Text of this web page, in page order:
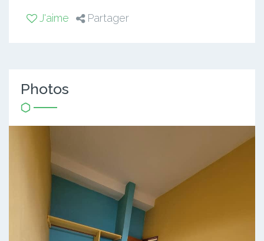
J'aime Partager
Photos